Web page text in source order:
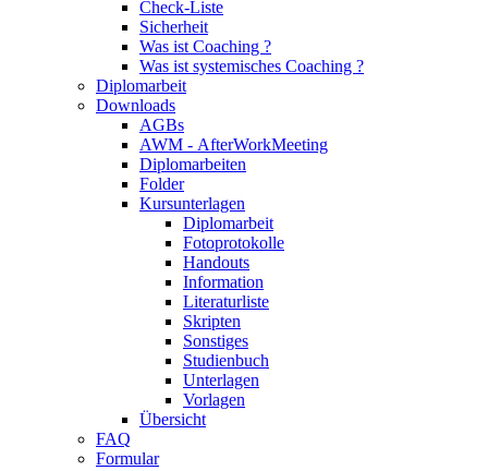
Check-Liste
Sicherheit
Was ist Coaching ?
Was ist systemisches Coaching ?
Diplomarbeit
Downloads
AGBs
AWM - AfterWorkMeeting
Diplomarbeiten
Folder
Kursunterlagen
Diplomarbeit
Fotoprotokolle
Handouts
Information
Literaturliste
Skripten
Sonstiges
Studienbuch
Unterlagen
Vorlagen
Übersicht
FAQ
Formular